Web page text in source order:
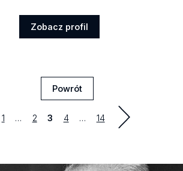
Zobacz profil
Powrót
poprzedni
Strona
1first… Strona
2 3 Strona
4 … Strona
14last